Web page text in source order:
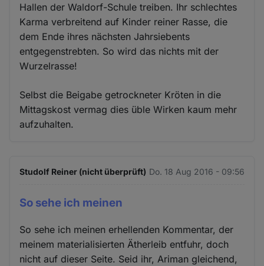
Hallen der Waldorf-Schule treiben. Ihr schlechtes
Karma verbreitend auf Kinder reiner Rasse, die
dem Ende ihres nächsten Jahrsiebents
entgegenstrebten. So wird das nichts mit der
Wurzelrasse!
Selbst die Beigabe getrockneter Kröten in die
Mittagskost vermag dies üble Wirken kaum mehr
aufzuhalten.
Studolf Reiner (nicht überprüft) Do. 18 Aug 2016 - 09:56
So sehe ich meinen
So sehe ich meinen erhellenden Kommentar, der
meinem materialisierten Ätherleib entfuhr, doch
nicht auf dieser Seite. Seid ihr, Ariman gleichend,